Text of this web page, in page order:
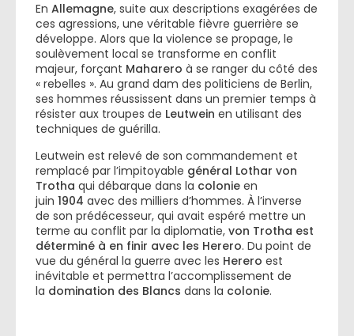
En Allemagne, suite aux descriptions exagérées de
ces agressions, une véritable fièvre guerrière se
développe. Alors que la violence se propage, le
soulèvement local se transforme en conflit
majeur, forçant Maharero à se ranger du côté des
« rebelles ». Au grand dam des politiciens de Berlin,
ses hommes réussissent dans un premier temps à
résister aux troupes de Leutwein en utilisant des
techniques de guérilla.
Leutwein est relevé de son commandement et
remplacé par l’impitoyable général Lothar von
Trotha qui débarque dans la colonie en
juin 1904 avec des milliers d’hommes. À l’inverse
de son prédécesseur, qui avait espéré mettre un
terme au conflit par la diplomatie, von Trotha est
déterminé à en finir avec les Herero. Du point de
vue du général la guerre avec les Herero est
inévitable et permettra l’accomplissement de
la domination des Blancs dans la colonie.